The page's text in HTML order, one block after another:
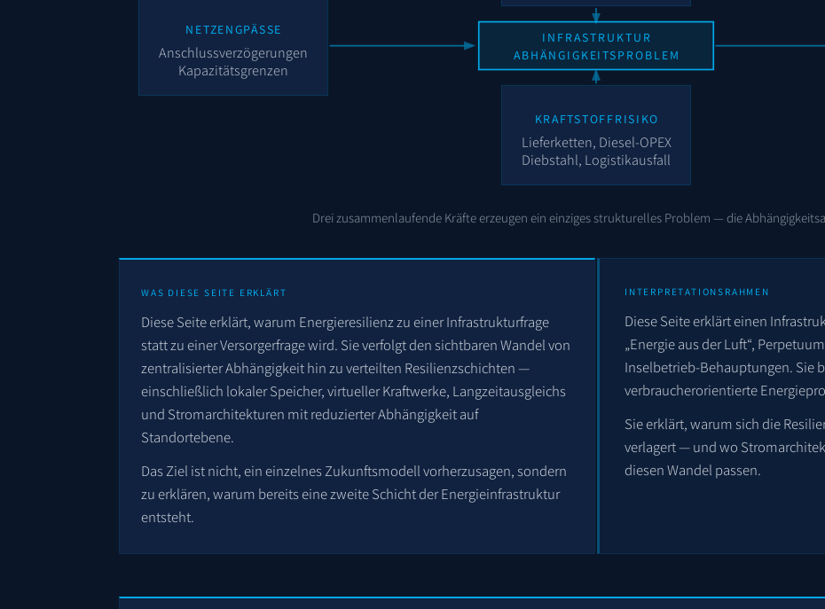
NETZENGPÄSSE
Anschlussverzögerungen
Kapazitätsgrenzen
KRAFTSTOFFRISIKO
Lieferketten, Diesel-OPEX
Diebstahl, Logistikausfall
INFRASTRUKTUR
ABHÄNGIGKEITSPROBLEM
Drei zusammenlaufende Kräfte erzeugen ein einziges strukturelles Problem — die
WAS DIESE SEITE ERKLÄRT
Diese Seite erklärt, warum Energieresilienz zu einer Infrastrukturfrage
statt zu einer Versorgerfrage wird. Sie verfolgt den sichtbaren Wandel von
zentralisierter Abhängigkeit hin zu verteilten Resilienzschichten —
einschließlich lokaler Speicher, virtueller Kraftwerke, Langzeitausgleichs
und Stromarchitekturen mit reduzierter Abhängigkeit auf
Standortebene.
Das Ziel ist nicht, ein einzelnes Zukunftsmodell vorherzusagen, sondern
zu erklären, warum bereits eine zweite Schicht der Energieinfrastruktur
entsteht.
INTERPRETATIONSRAHMEN
Diese Seite erklärt einen
„Energie aus der Luft“,
Inselbetrieb-Behauptungen. Sie
verbraucherorientierte
Sie erklärt, warum sich die
verlagert — und wo
diesen Wandel passen.